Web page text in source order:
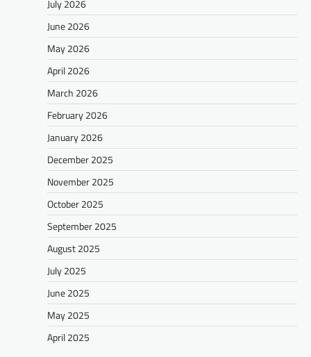
July 2026
June 2026
May 2026
April 2026
March 2026
February 2026
January 2026
December 2025
November 2025
October 2025
September 2025
August 2025
July 2025
June 2025
May 2025
April 2025